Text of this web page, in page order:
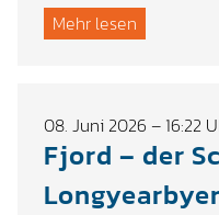
Mehr lesen
08. Juni 2026 – 16:22
Fjord – der